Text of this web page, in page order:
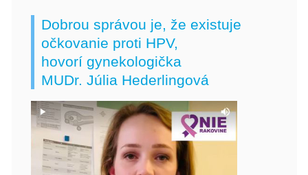
Dobrou správou je, že existuje
očkovanie proti HPV,
hovorí gynekologička
MUDr. Júlia Hederlingová